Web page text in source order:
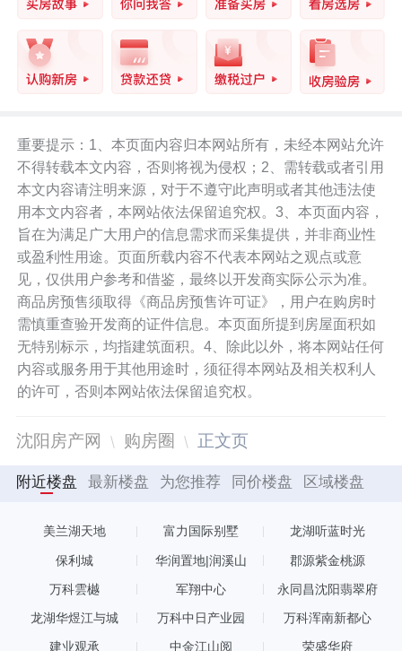
重要提示：1、本页面内容归本网站所有，未经本网站允许
不得转载本文内容，否则将视为侵权；2、需转载或者引用
本文内容请注明来源，对于不遵守此声明或者其他违法使
用本文内容者，本网站依法保留追究权。3、本页面内容，
旨在为满足广大用户的信息需求而采集提供，并非商业性
或盈利性用途。页面所载内容不代表本网站之观点或意
见，仅供用户参考和借鉴，最终以开发商实际公示为准。
商品房预售须取得《商品房预售许可证》，用户在购房时
需慎重查验开发商的证件信息。本页面所提到房屋面积如
无特别标示，均指建筑面积。4、除此以外，将本网站任何
内容或服务用于其他用途时，须征得本网站及相关权利人
的许可，否则本网站依法保留追究权。
沈阳房产网 购房圈 正文页
附近楼盘 最新楼盘 为您推荐 同价楼盘 区域楼盘
美兰湖天地 富力国际别墅 龙湖听蓝时光
保利城 华润置地|润溪山 郡源紫金桃源
万科雲樾 军翔中心 永同昌沈阳翡翠府
龙湖华煜江与城 万科中日产业园 万科浑南新都心
建业观承 中金江山阅 荣盛华府